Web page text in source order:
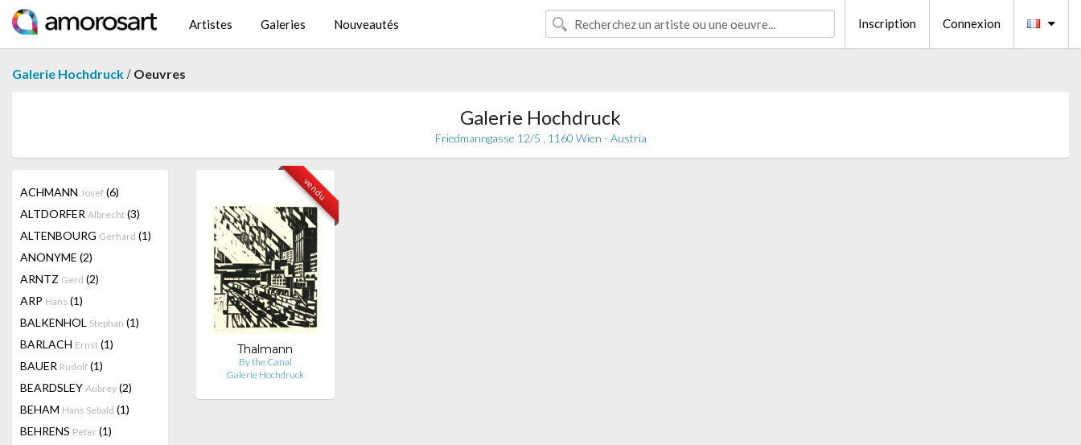
Artistes Galeries Nouveautés Inscription Connexion
Galerie Hochdruck / Oeuvres
Galerie Hochdruck
Friedmanngasse 12/5 , 1160 Wien - Austria
ACHMANN Josef (6)
ALTDORFER Albrecht (3)
ALTENBOURG Gerhard (1)
ANONYME (2)
ARNTZ Gerd (2)
ARP Hans (1)
BALKENHOL Stephan (1)
BARLACH Ernst (1)
BAUER Rudolf (1)
BEARDSLEY Aubrey (2)
BEHAM Hans Sebald (1)
BEHRENS Peter (1)
vendu
Thalmann
By the Canal
Galerie Hochdruck